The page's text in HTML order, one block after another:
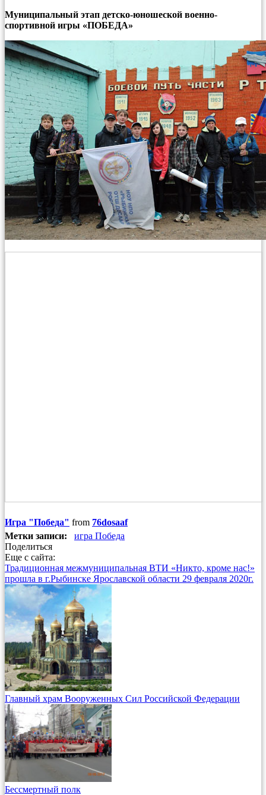
Муниципальный этап детско-юношеской военно-
спортивной игры «ПОБЕДА»
Игра "Победа" from 76dosaaf
Метки записи:
игра Победа
Поделиться
Еще с сайта:
Традиционная межмуниципальная ВТИ «Никто, кроме нас!»
прошла в г.Рыбинске Ярославской области 29 февраля 2020г.
Главный храм Вооруженных Сил Российской Федерации
Бессмертный полк